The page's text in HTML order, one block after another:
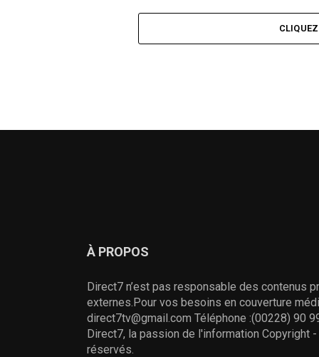
À PROPOS
Direct7 n’est pas responsable des contenus
externes.Pour vos besoins en couverture
direct7tv@gmail.com Téléphone :(00228) 90
Direct7, la passion de l'information Copyright
réservés.